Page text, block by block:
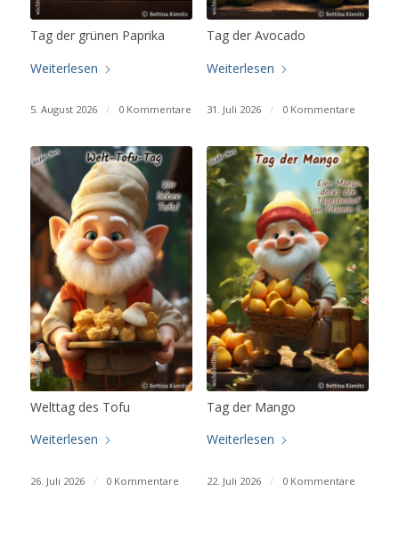
Tag der grünen Paprika
Weiterlesen
5. August 2026 / 0 Kommentare
Tag der Avocado
Weiterlesen
31. Juli 2026 / 0 Kommentare
Welttag des Tofu
Weiterlesen
26. Juli 2026 / 0 Kommentare
Tag der Mango
Weiterlesen
22. Juli 2026 / 0 Kommentare